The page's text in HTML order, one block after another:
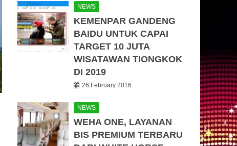
NEWS
KEMENPAR GANDENG
BAIDU UNTUK CAPAI
TARGET 10 JUTA
WISATAWAN TIONGKOK
DI 2019
26 February 2016
NEWS
WEHA ONE, LAYANAN
BIS PREMIUM TERBARU